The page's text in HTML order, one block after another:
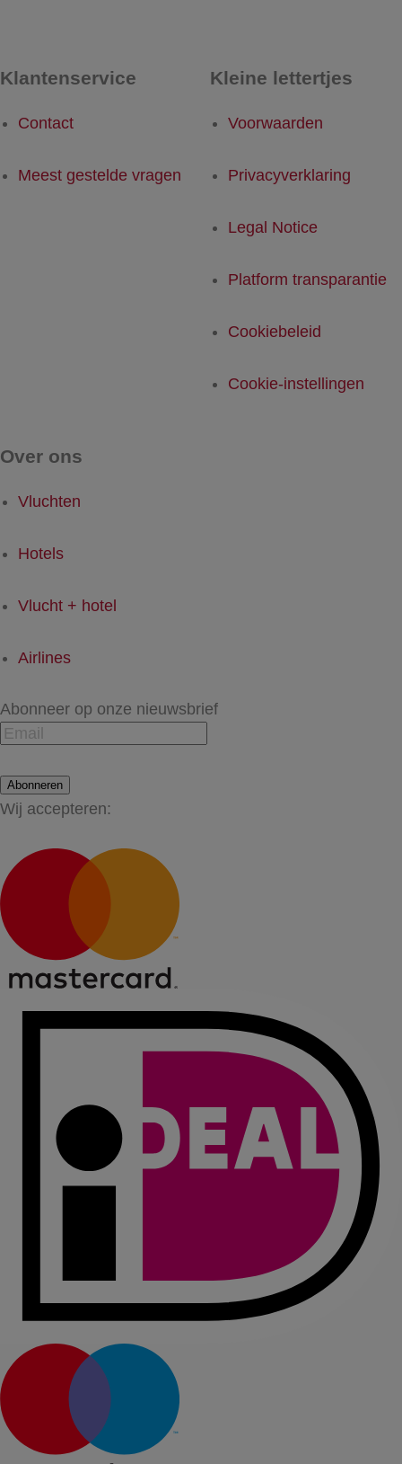
Klantenservice
Contact
Meest gestelde vragen
Kleine lettertjes
Voorwaarden
Privacyverklaring
Legal Notice
Platform transparantie
Cookiebeleid
Cookie-instellingen
Over ons
Vluchten
Hotels
Vlucht + hotel
Airlines
Abonneer op onze nieuwsbrief
Abonneren
Wij accepteren: